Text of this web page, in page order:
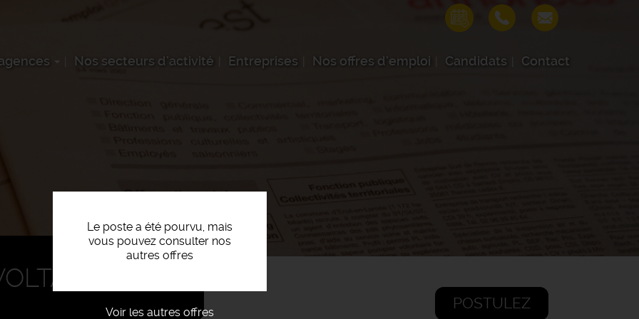
Nos secteurs d'activité Entreprises Nos offres d'emploi Candidats Contact
Le poste a été pourvu, mais
vous pouvez consulter nos
autres offres
Voir les autres offres
POSTULEZ
F/H